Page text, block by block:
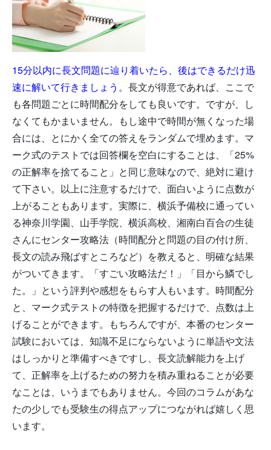
15分以内に長文問題に辿り着いたら、後はできるだけ迅
速に解いて行きましょう 。長文が得意であれば、ここで
も各問題ごとに時間配分をしても良いです。ですが、し
なくてもかまいません。もし途中で時間が無くなった場
合には、とにかく全ての答えをランダムで埋めます。マ
ーク式のテストでは回答欄を空白にすることは、「25%
の正解率を捨てること」と同じ意味なので、絶対に避け
て下さい。以上に注意するだけで、面白いように点数が
上がることもあります。実際に、横浜予備校に通ってい
る神奈川学園、山手学院、横浜高校、湘南白百合の生徒
さんにセンター攻略法（時間配分と問題の目の付け所、
長文の読み飛ばすところなど）を教えると、明確な結果
がついてきます。「すごい攻略法だ！」「目から鱗でし
た。」という評判や感想をもらす人もいます。時間配分
と、マーク式テストの特徴を把握するだけで、点数は上
げることができます。もちろんですが、本番のセンター
試験においては、知識不足にならないように単語や文法
はしっかりと準備すべきですし、長文読解能力を上げ
て、正解率を上げるための努力を積み重ねることが必要
なことは、いうまでもありません。今回のコラムがあな
たの少しでも受験生の得点アップにつながれば嬉しく思
います。